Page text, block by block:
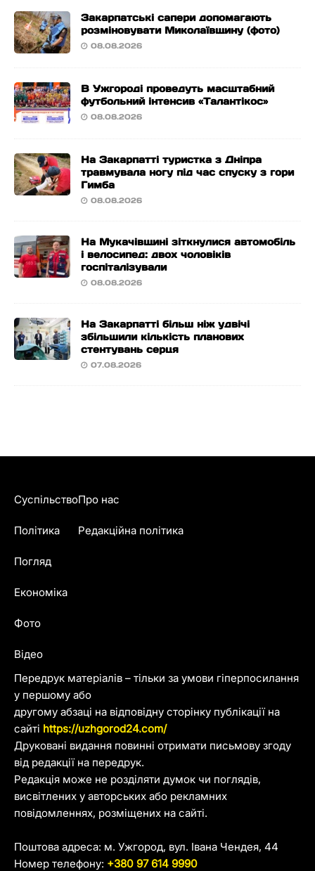
Закарпатські сапери допомагають
розміновувати Миколаївщину (фото)
08.08.2026
В Ужгороді проведуть масштабний
футбольний інтенсив «Талантікос»
08.08.2026
На Закарпатті туристка з Дніпра
травмувала ногу під час спуску з гори
Гимба
08.08.2026
На Мукачівщині зіткнулися автомобіль
і велосипед: двох чоловіків
госпіталізували
08.08.2026
На Закарпатті більш ніж удвічі
збільшили кількість планових
стентувань серця
07.08.2026
Передрук матеріалів – тільки за умови гіперпосилання
у першому або
другому абзаці на відповідну сторінку публікації на
сайті https://uzhgorod24.com/
Друковані видання повинні отримати письмову згоду
від редакції на передрук.
Редакція може не розділяти думок чи поглядів,
висвітлених у авторських або рекламних
повідомленнях, розміщених на сайті.
Поштова адреса: м. Ужгород, вул. Івана Чендея, 44
Номер телефону: +380 97 614 9990
Суспільство
Політика
Погляд
Економіка
Фото
Відео
Про нас
Редакційна політика